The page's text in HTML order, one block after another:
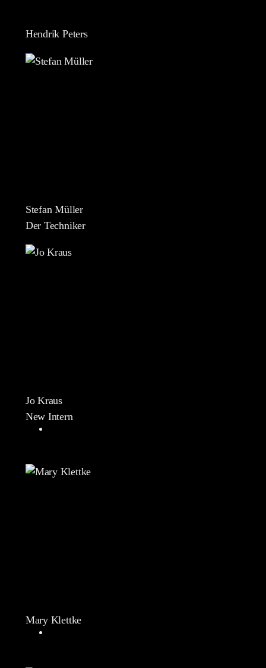
Hendrik Peters
Stefan Müller
Der Techniker
Jo Kraus
New Intern
Mary Klettke